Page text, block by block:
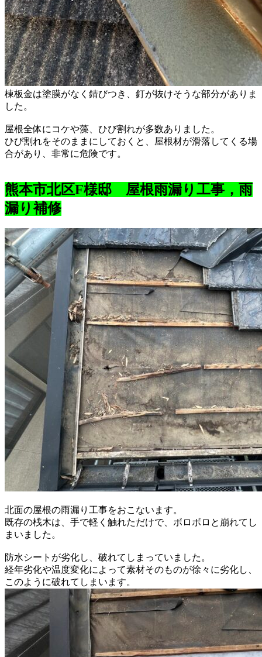
棟板金は塗膜がなく錆びつき、釘が抜けそうな部分がありま
した。
屋根全体にコケや藻、ひび割れが多数ありました。
ひび割れをそのままにしておくと、屋根材が滑落してくる場
合があり、非常に危険です。
熊本市北区F様邸 屋根雨漏り工事，雨
漏り補修
北面の屋根の雨漏り工事をおこないます。
既存の桟木は、手で軽く触れただけで、ボロボロと崩れてし
まいました。
防水シートが劣化し、破れてしまっていました。
経年劣化や温度変化によって素材そのものが徐々に劣化し、
このように破れてしまいます。